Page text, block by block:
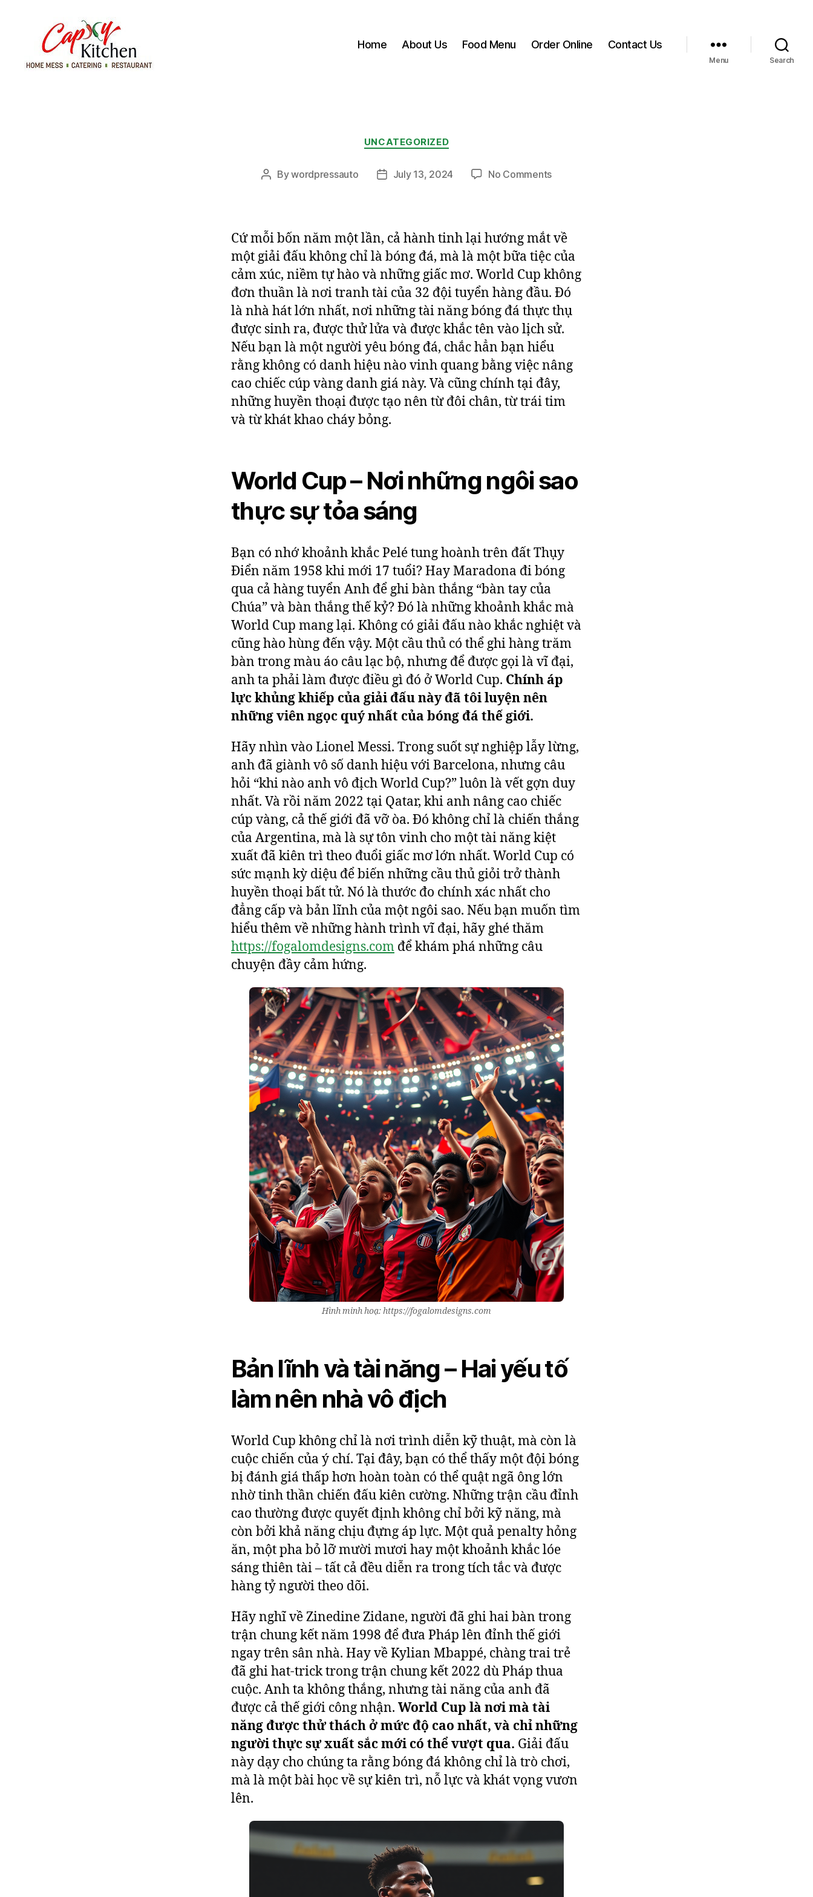
Home About Us Food Menu Order Online Contact Us
Menu Search
Categories
UNCATEGORIZED
PostBywordpressauto
PostJuly 13, 2024 No Commentson
Sân
khấu
tôn
vinh
tài
năng
bóng
đá
đích
thực
Cứ mỗi bốn năm một lần, cả hành tinh lại hướng mắt về
một giải đấu không chỉ là bóng đá, mà là một bữa tiệc của
cảm xúc, niềm tự hào và những giấc mơ. World Cup không
đơn thuần là nơi tranh tài của 32 đội tuyển hàng đầu. Đó
là nhà hát lớn nhất, nơi những tài năng bóng đá thực thụ
được sinh ra, được thử lửa và được khắc tên vào lịch sử.
Nếu bạn là một người yêu bóng đá, chắc hẳn bạn hiểu
rằng không có danh hiệu nào vinh quang bằng việc nâng
cao chiếc cúp vàng danh giá này. Và cũng chính tại đây,
những huyền thoại được tạo nên từ đôi chân, từ trái tim
và từ khát khao cháy bỏng.
World Cup – Nơi những ngôi sao
thực sự tỏa sáng
Bạn có nhớ khoảnh khắc Pelé tung hoành trên đất Thụy
Điển năm 1958 khi mới 17 tuổi? Hay Maradona đi bóng
qua cả hàng tuyển Anh để ghi bàn thắng “bàn tay của
Chúa” và bàn thắng thế kỷ? Đó là những khoảnh khắc mà
World Cup mang lại. Không có giải đấu nào khắc nghiệt và
cũng hào hùng đến vậy. Một cầu thủ có thể ghi hàng trăm
bàn trong màu áo câu lạc bộ, nhưng để được gọi là vĩ đại,
anh ta phải làm được điều gì đó ở World Cup. Chính áp
lực khủng khiếp của giải đấu này đã tôi luyện nên
những viên ngọc quý nhất của bóng đá thế giới.
Hãy nhìn vào Lionel Messi. Trong suốt sự nghiệp lẫy lừng,
anh đã giành vô số danh hiệu với Barcelona, nhưng câu
hỏi “khi nào anh vô địch World Cup?” luôn là vết gợn duy
nhất. Và rồi năm 2022 tại Qatar, khi anh nâng cao chiếc
cúp vàng, cả thế giới đã vỡ òa. Đó không chỉ là chiến thắng
của Argentina, mà là sự tôn vinh cho một tài năng kiệt
xuất đã kiên trì theo đuổi giấc mơ lớn nhất. World Cup có
sức mạnh kỳ diệu để biến những cầu thủ giỏi trở thành
huyền thoại bất tử. Nó là thước đo chính xác nhất cho
đẳng cấp và bản lĩnh của một ngôi sao. Nếu bạn muốn tìm
hiểu thêm về những hành trình vĩ đại, hãy ghé thăm
https://fogalomdesigns.com để khám phá những câu
chuyện đầy cảm hứng.
Hình minh hoạ: https://fogalomdesigns.com
Bản lĩnh và tài năng – Hai yếu tố
làm nên nhà vô địch
World Cup không chỉ là nơi trình diễn kỹ thuật, mà còn là
cuộc chiến của ý chí. Tại đây, bạn có thể thấy một đội bóng
bị đánh giá thấp hơn hoàn toàn có thể quật ngã ông lớn
nhờ tinh thần chiến đấu kiên cường. Những trận cầu đỉnh
cao thường được quyết định không chỉ bởi kỹ năng, mà
còn bởi khả năng chịu đựng áp lực. Một quả penalty hỏng
ăn, một pha bỏ lỡ mười mươi hay một khoảnh khắc lóe
sáng thiên tài – tất cả đều diễn ra trong tích tắc và được
hàng tỷ người theo dõi.
Hãy nghĩ về Zinedine Zidane, người đã ghi hai bàn trong
trận chung kết năm 1998 để đưa Pháp lên đỉnh thế giới
ngay trên sân nhà. Hay về Kylian Mbappé, chàng trai trẻ
đã ghi hat-trick trong trận chung kết 2022 dù Pháp thua
cuộc. Anh ta không thắng, nhưng tài năng của anh đã
được cả thế giới công nhận. World Cup là nơi mà tài
năng được thử thách ở mức độ cao nhất, và chỉ những
người thực sự xuất sắc mới có thể vượt qua. Giải đấu
này dạy cho chúng ta rằng bóng đá không chỉ là trò chơi,
mà là một bài học về sự kiên trì, nỗ lực và khát vọng vươn
lên.